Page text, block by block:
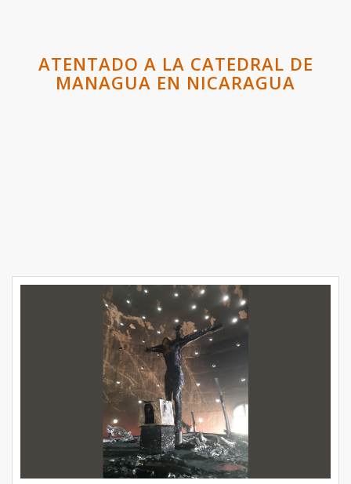
ATENTADO A LA CATEDRAL DE
MANAGUA EN NICARAGUA